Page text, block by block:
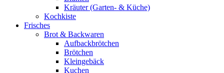
Kräuter (Garten- & Küche)
Kochkiste
Frisches
Brot & Backwaren
Aufbackbrötchen
Brötchen
Kleingebäck
Kuchen